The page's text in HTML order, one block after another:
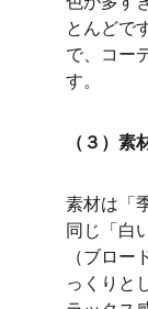
とんどで
で、コー
す。
（３）素
素材は「
同じ「白
（ブロー
っくりと